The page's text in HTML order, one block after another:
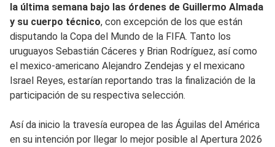
la última semana bajo las órdenes de Guillermo Almada
y su cuerpo técnico, con excepción de los que están
disputando la Copa del Mundo de la FIFA. Tanto los
uruguayos Sebastián Cáceres y Brian Rodríguez, así como
el mexico-americano Alejandro Zendejas y el mexicano
Israel Reyes, estarían reportando tras la finalización de la
participación de su respectiva selección.
Así da inicio la travesía europea de las Águilas del América
en su intención por llegar lo mejor posible al Apertura 2026